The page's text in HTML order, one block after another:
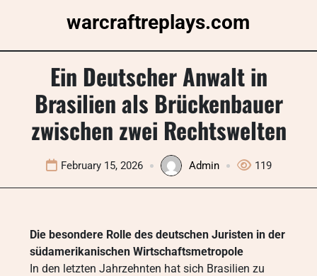
warcraftreplays.com
Ein Deutscher Anwalt in
Brasilien als Brückenbauer
zwischen zwei Rechtswelten
February 15, 2026 Admin 119
Die besondere Rolle des deutschen Juristen in der
südamerikanischen Wirtschaftsmetropole
In den letzten Jahrzehnten hat sich Brasilien zu